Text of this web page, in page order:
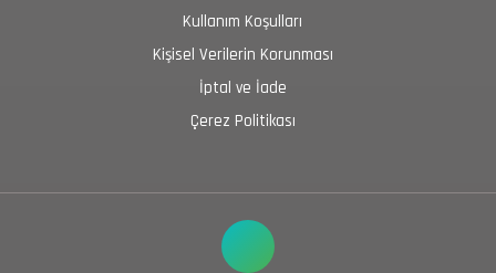
Kullanım Koşulları
Kişisel Verilerin Korunması
İptal ve İade
Çerez Politikası